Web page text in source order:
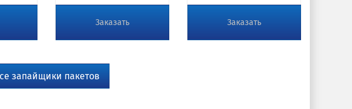
Заказать Заказать
запайщики пакетов